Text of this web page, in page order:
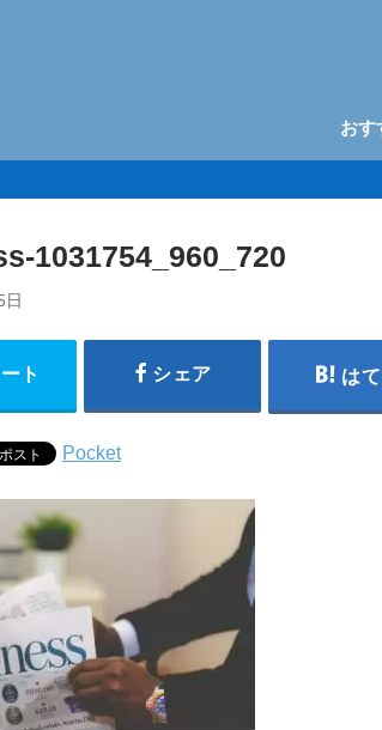
おす
1031754_960_720
日
ト シェア は
Pocket